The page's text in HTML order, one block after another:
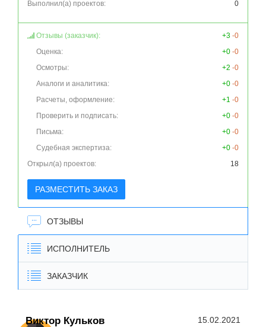
Выполнил(а) проектов:
0
Отзывы (заказчик): +3 -0
Оценка:
+0 -0
Осмотры:
+2 -0
Аналоги и аналитика:
+0 -0
Расчеты, оформление:
+1 -0
Проверить и подписать:
+0 -0
Письма:
+0 -0
Судебная экспертиза:
+0 -0
Открыл(а) проектов:
18
РАЗМЕСТИТЬ ЗАКАЗ
ОТЗЫВЫ
ИСПОЛНИТЕЛЬ
ЗАКАЗЧИК
Виктор Кульков 15.02.2021